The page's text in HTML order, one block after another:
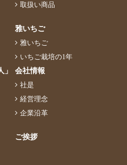
取扱い商品
雅いちご
雅いちご
いちご栽培の1年
会社情報
社是
経営理念
企業沿革
ご挨拶